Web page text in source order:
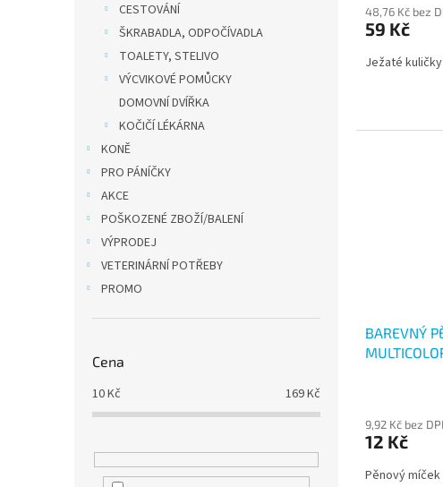
CESTOVÁNÍ
ŠKRABADLA, ODPOČÍVADLA
TOALETY, STELIVO
VÝCVIKOVÉ POMŮCKY
DOMOVNÍ DVÍŘKA
KOČIČÍ LÉKÁRNA
KONĚ
PRO PÁNÍČKY
AKCE
POŠKOZENÉ ZBOŽÍ/BALENÍ
VÝPRODEJ
VETERINÁRNÍ POTŘEBY
PROMO
Cena
10Kč 169Kč
48,76 Kč bez
59 Kč
Ježaté
BAREVNÝ
9,92 Kč bez
12 Kč
Pěnový